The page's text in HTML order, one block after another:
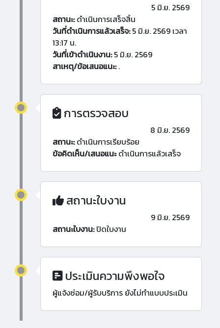
5 มิ.ย. 2569
สถานะ:ดำเนินการเสร็จสิ้น
วันที่ดำเนินการแล้วเสร็จ:5 มิ.ย. 2569 เวลา
13:17 น.
วันที่เข้าดำเนินงาน:5 มิ.ย. 2569
สาเหตุ/ข้อเสนอแนะ:.
การตรวจสอบ
8 มิ.ย. 2569
สถานะ:ดำเนินการเรียบร้อย
ข้อคิดเห็น/เสนอแนะดำเนินการแล้วเสร็จ
สถานะใบงาน
9 มิ.ย. 2569
สถานะใบงาน:ปิดใบงาน
ประเมินความพึงพอใจ
ผู้แจ้งซ่อม/ผู้รับบริการ ยังไม่ทำแบบประเมิน